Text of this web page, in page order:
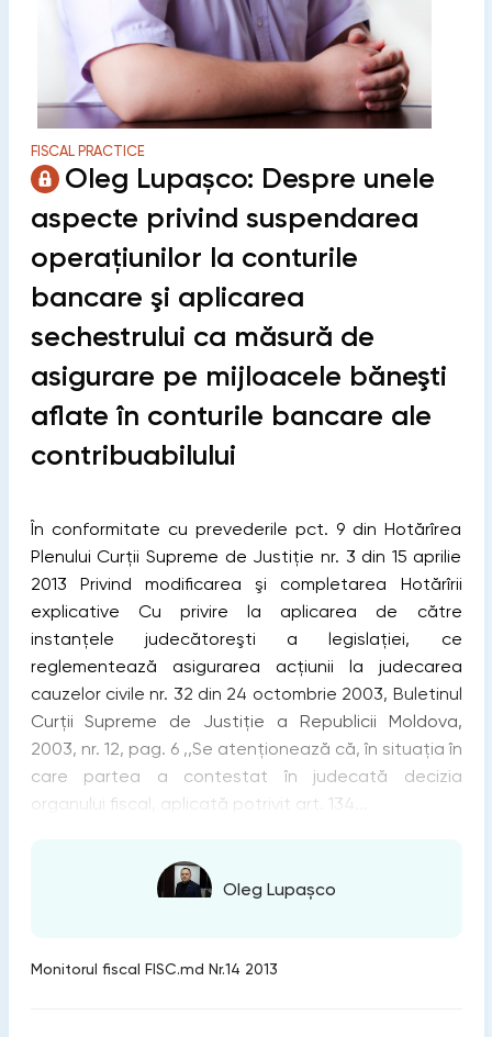
FISCAL PRACTICE
Oleg Lupașco: Despre unele
aspecte privind suspendarea
operaţiunilor la conturile
bancare şi aplicarea
sechestrului ca măsură de
asigurare pe mijloacele băneşti
aflate în conturile bancare ale
contribuabilului
În conformitate cu prevederile pct. 9 din Hotărîrea
Plenului Curţii Supreme de Justiţie nr. 3 din 15 aprilie
2013 Privind modificarea şi completarea Hotărîrii
explicative Cu privire la aplicarea de către
instanţele judecătoreşti a legislaţiei, ce
reglementează asigurarea acţiunii la judecarea
cauzelor civile nr. 32 din 24 octombrie 2003, Buletinul
Curţii Supreme de Justiţie a Republicii Moldova,
2003, nr. 12, pag. 6 ,,Se atenţionează că, în situaţia în
care partea a contestat în judecată decizia
organului fiscal, aplicată potrivit art. 134...
Oleg Lupașco
Monitorul fiscal FISC.md Nr.14 2013